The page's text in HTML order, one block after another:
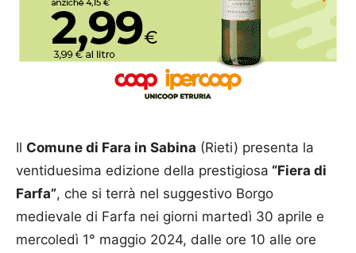
Il Comune di Fara in Sabina (Rieti) presenta la
ventiduesima edizione della prestigiosa “Fiera di
Farfa”, che si terrà nel suggestivo Borgo
medievale di Farfa nei giorni martedì 30 aprile e
mercoledì 1° maggio 2024, dalle ore 10 alle ore